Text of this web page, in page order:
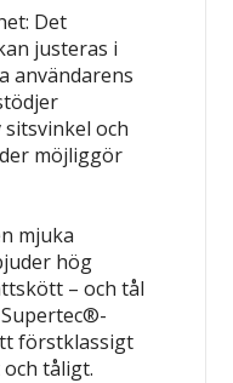
Det
justeras i
användarens
och
möjliggör
mjuka
hög
– och tål
förstklassigt
tåligt.